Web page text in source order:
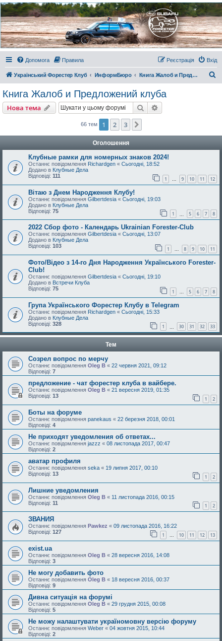
Украинский Форестер
Клуб
Всеукраинский клуб владельцев Subaru Forester. Клубные покатушки на природе и
еженедельные встречи, скидки от партнеров и просто много общения с друзьями.
Присоединяйтесь. Think. Feel. Drive.
Допомога
Правила Вхід
Реєстрація
Український Форестер Клуб ИнформБюро Книга Жалоб и Предложений клуба
Книга Жалоб и Предложений клуба
Нова тема Пошук
66 тем 1 2 3
Оголошення
Клубные рамки для номерных знаков 2024!
Останнє повідомлення Richardgen « Сьогодні, 18:52
Додано в Клубные Дела
Відповіді: 111 1 … 9 10 11 12
Вітаю з Днем Народження Клубу!
Останнє повідомлення Gilbertdesia « Сьогодні, 19:03
Додано в Клубные Дела
Відповіді: 75 1 5 6 7 8
2022 Сбор фото - Календарь Ukrainian Forester-Club
Останнє повідомлення Gilbertdesia « Сьогодні, 13:07
Додано в Клубные Дела
Відповіді: 103 1 … 8 9 10 11
Фото/Відео з 14-го Дня Народження Українського Forester-
Club!
Останнє повідомлення Gilbertdesia « Сьогодні, 19:10
Додано в Встречи Клуба
Відповіді: 75 1 … 5 6 7 8
Група Українського Форестер Клубу в Telegram
Останнє повідомлення Richardgen « Сьогодні, 15:33
Додано в Клубные Дела
Відповіді: 328 1 30 31 32 33
Тем
Созрел вопрос по мерчу
Останнє повідомлення Oleg B « 22 червня 2021, 09:12
Відповіді: 7
предложение - чат форестер клуба в вайбере.
Останнє повідомлення Oleg B « 21 вересня 2019, 01:35
Відповіді: 13 1 2
Боты на форуме
Останнє повідомлення panekaus « 22 березня 2018, 00:01
Відповіді: 4
Не приходят уведомления об ответах...
Останнє повідомлення jazzz « 08 листопада 2017, 00:47
Відповіді: 2
аватар профиля
Останнє повідомлення seka « 19 липня 2017, 00:10
Відповіді: 13 1 2
Лишние уведомления
Останнє повідомлення Oleg B « 11 листопада 2016, 00:15
Відповіді: 11 1 2
ЗВАНИЯ
Останнє повідомлення Pawkez « 09 листопада 2016, 16:22
Відповіді: 127 1 … 10 11 12 13
exist.ua
Останнє повідомлення Oleg B « 28 вересня 2016, 14:08
Відповіді: 3
Не могу добавить фото
Останнє повідомлення Oleg B « 18 вересня 2016, 00:37
Відповіді: 9
Дивна ситуація на форумі
Останнє повідомлення Oleg B « 29 грудня 2015, 00:08
Відповіді: 5
Не можу налаштувати україномовну версію форуму
Останнє повідомлення Weber « 04 жовтня 2015, 10:44
Відповіді: 2